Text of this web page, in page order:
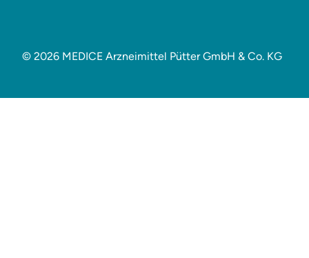
© 2026 MEDICE Arzneimittel Pütter GmbH & Co. KG